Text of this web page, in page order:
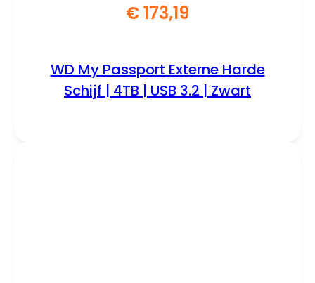
€173,19
WD My Passport Externe Harde
Schijf | 4TB | USB 3.2 | Zwart